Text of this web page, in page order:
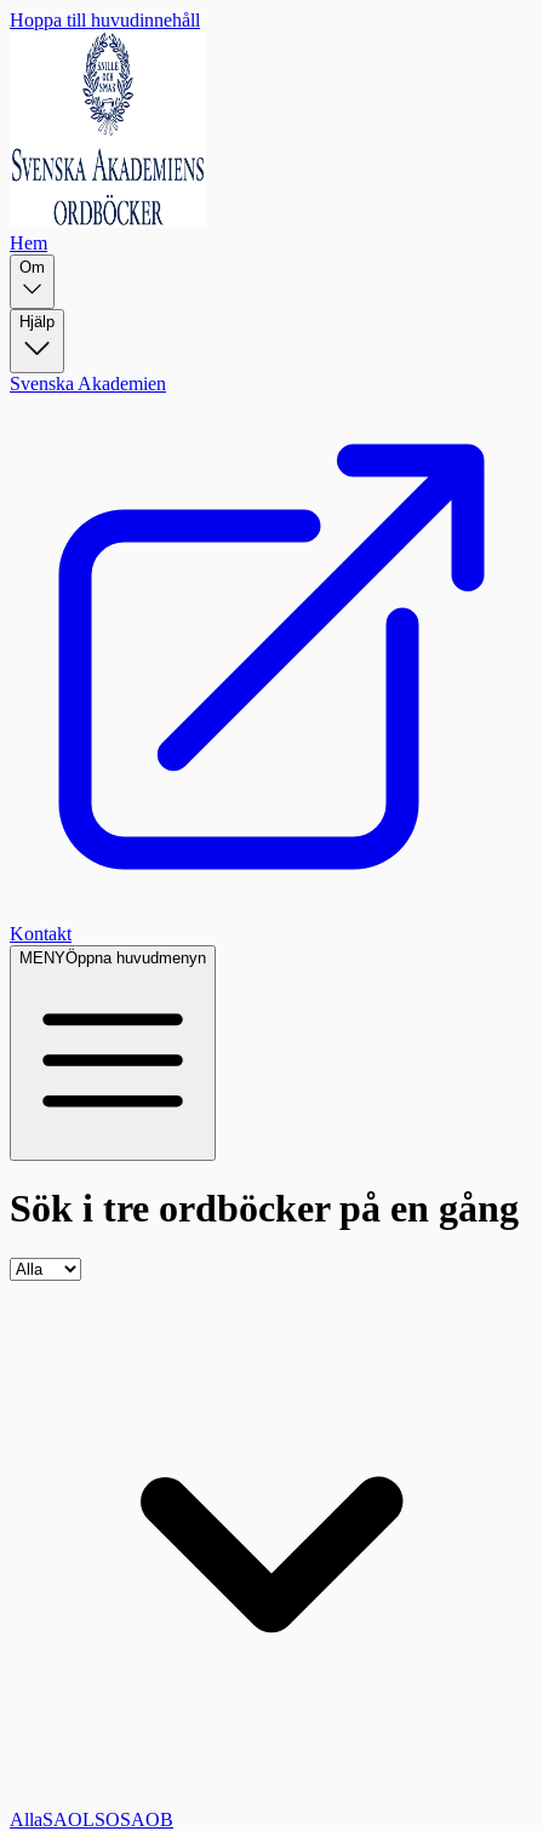
Hoppa till huvudinnehåll
Hem
Om
Hjälp
Svenska Akademien
Kontakt
MENYÖppna huvudmenyn
Sök i tre ordböckerpå en gång
AllaSAOLSOSAOB